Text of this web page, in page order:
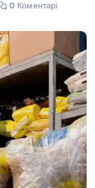
0 Коментарі